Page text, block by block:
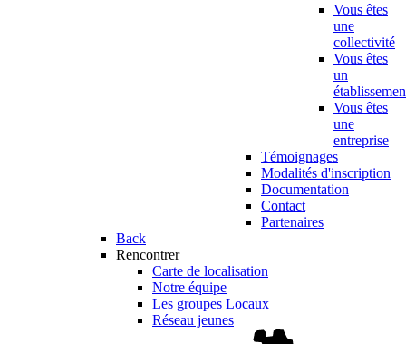
Vous êtes
une
collectivité
Vous êtes
un
Vous êtes
une
entreprise
Témoignages
Modalités d'inscription
Documentation
Contact
Partenaires
Back
Rencontrer
Carte de localisation
Notre équipe
Les groupes Locaux
Réseau jeunes